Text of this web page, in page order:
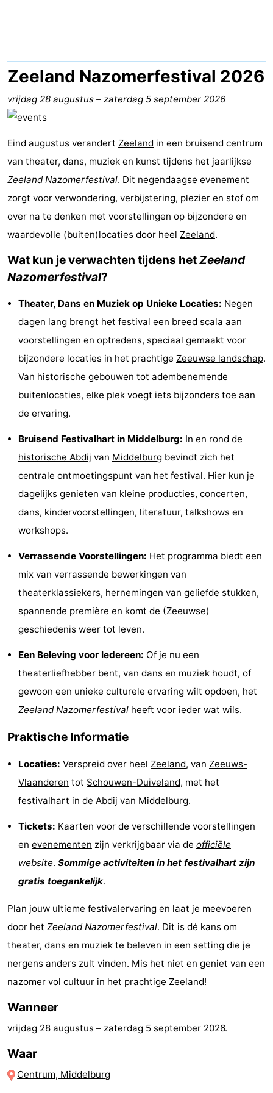
-
Buitenheem
-
De
Duinoord
Ginsterveld
-
Julianahoeve
Livingstone
-
Port
-
Zélande
Resort
Haamstede
Résidence
Hof
Haamstede
Schouwen
Schouwse
Haert
Wijde
Blick
Zeeland
Village
Zeeuwse
Kust
Zonnedorp
Hof
van
Last
minutes
Strand
Zien
doen
Musea
Molens
Rondvaarten
Binnenspeeltuinen
-
Bowlen
-
Minigolfbanen
centra
Dorpen
&
Steden
Natuur
Rondleidingen
Zeeland Nazomerfestival 2026
vrijdag 28 augustus – zaterdag 5 september 2026
Eind augustus verandert Zeeland in een bruisend centrum
van theater, dans, muziek en kunst tijdens het jaarlijkse
Zeeland Nazomerfestival. Dit negendaagse evenement
zorgt voor verwondering, verbijstering, plezier en stof om
over na te denken met voorstellingen op bijzondere en
waardevolle (buiten)locaties door heel Zeeland.
Wat kun je verwachten tijdens hetZeeland
Nazomerfestival?
Theater, Dans en Muziek op Unieke Locaties: Negen
dagen lang brengt het festival een breed scala aan
voorstellingen en optredens, speciaal gemaakt voor
bijzondere locaties in het prachtige Zeeuwse landschap.
Van historische gebouwen tot adembenemende
buitenlocaties, elke plek voegt iets bijzonders toe aan
de ervaring.
Bruisend Festivalhart in Middelburg: In en rond de
historische Abdij van Middelburg bevindt zich het
centrale ontmoetingspunt van het festival. Hier kun je
dagelijks genieten van kleine producties, concerten,
dans, kindervoorstellingen, literatuur, talkshows en
workshops.
Verrassende Voorstellingen: Het programma biedt een
mix van verrassende bewerkingen van
theaterklassiekers, hernemingen van geliefde stukken,
spannende première en komt de (Zeeuwse)
geschiedenis weer tot leven.
Een Beleving voor Iedereen: Of je nu een
theaterliefhebber bent, van dans en muziek houdt, of
gewoon een unieke culturele ervaring wilt opdoen, het
Zeeland Nazomerfestival heeft voor ieder wat wils.
Praktische Informatie
Locaties: Verspreid over heel Zeeland, van Zeeuws-
Vlaanderen tot Schouwen-Duiveland, met het
festivalhart in de Abdij van Middelburg.
Tickets: Kaarten voor de verschillende voorstellingen
en evenementen zijn verkrijgbaar via de officiële
website. Sommige activiteiten in het festivalhart zijn
gratis toegankelijk.
Plan jouw ultieme festivalervaring en laat je meevoeren
door het Zeeland Nazomerfestival. Dit is dé kans om
theater, dans en muziek te beleven in een setting die je
nergens anders zult vinden. Mis het niet en geniet van een
nazomer vol cultuur in het prachtige Zeeland!
Wanneer
vrijdag 28 augustus – zaterdag 5 september 2026.
Waar
Centrum, Middelburg